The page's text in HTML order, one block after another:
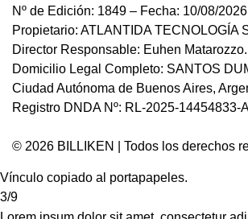
Nº de Edición: 1849 – Fecha: 10/08/2026
Propietario: ATLANTIDA TECNOLOGÍA
Director Responsable: Euhen Matarozzo.
Domicilio Legal Completo: SANTOS
Ciudad Autónoma de Buenos Aires,
Registro DNDA Nº: RL-2025-14454833-
© 2026 BILLIKEN | Todos los derechos
Vínculo copiado al portapapeles.
3/9